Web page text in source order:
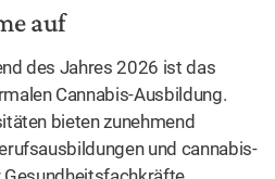
auf
des Jahres 2026 ist das
Cannabis-Ausbildung.
bieten zunehmend
und cannabis-